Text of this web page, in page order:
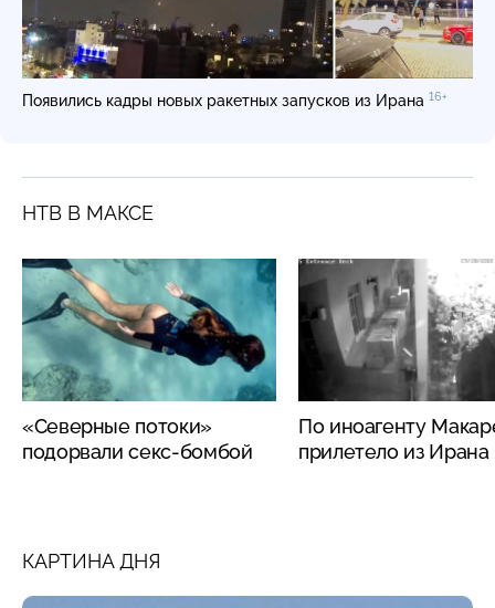
Появились кадры новых ракетных запусков из Ирана 16+
НТВ В МАКСЕ
«Северные потоки»
подорвали секс-бомбой
По иноагенту
прилетело из Ирана
КАРТИНА ДНЯ